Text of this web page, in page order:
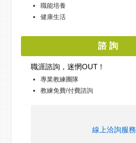
職能培養
健康生活
諮詢
職涯諮詢，迷惘OUT！
專業教練團隊
教練免費/付費諮詢
線上洽詢服務